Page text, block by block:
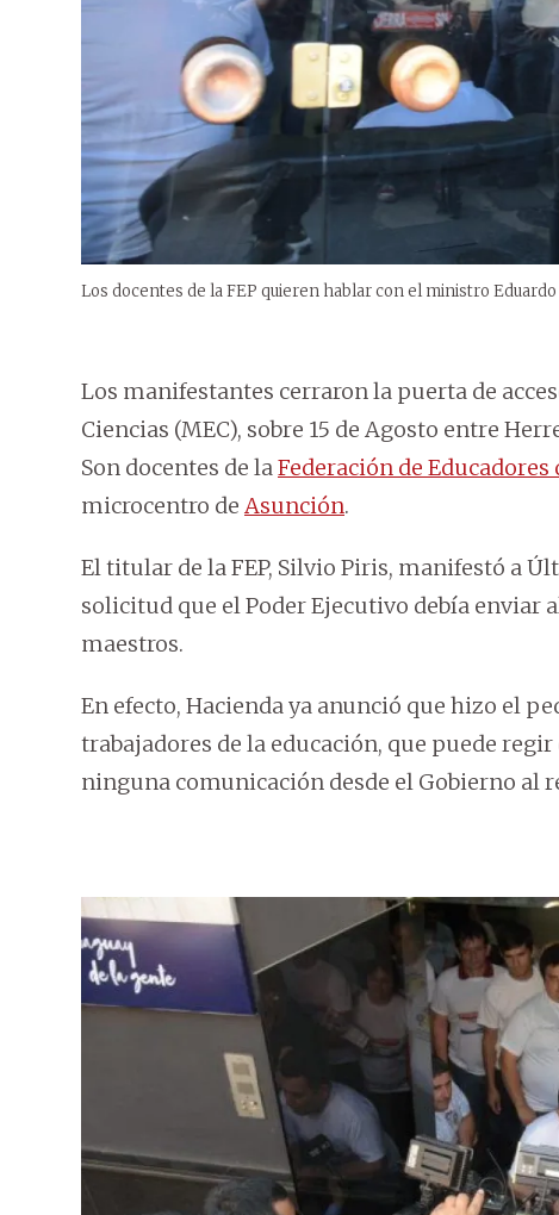
Los docentes de la FEP quieren hablar con el ministro Eduardo
Los manifestantes cerraron la puerta de
Ciencias (MEC), sobre 15 de Agosto entre
Son docentes de laFederación de Educadores
microcentro de Asunción.
El titular de la FEP, Silvio Piris, manifestó a
solicitud que el Poder Ejecutivo debía enviar
maestros.
En efecto, Hacienda ya anunció que hizo el
trabajadores de la educación, que puede
ninguna comunicación desde el Gobierno al